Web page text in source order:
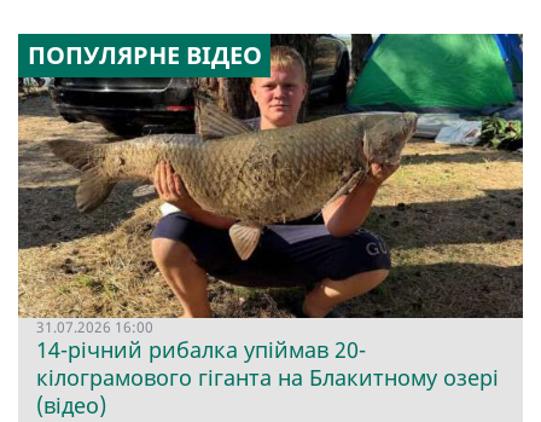
ПОПУЛЯРНЕ ВІДЕО
31.07.2026 16:00
14-річний рибалка упіймав 20-
кілограмового гіганта на Блакитному озері
(відео)